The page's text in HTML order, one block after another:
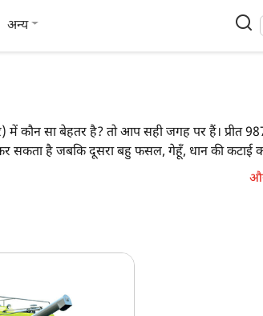
अन्य
में कौन सा बेहतर है? तो आप सही जगह पर हैं। प्रीत
सकता है जबकि दूसरा बहु फसल, गेहूँ, धान की कटाई
बहु फसल, गेहूँ, धान